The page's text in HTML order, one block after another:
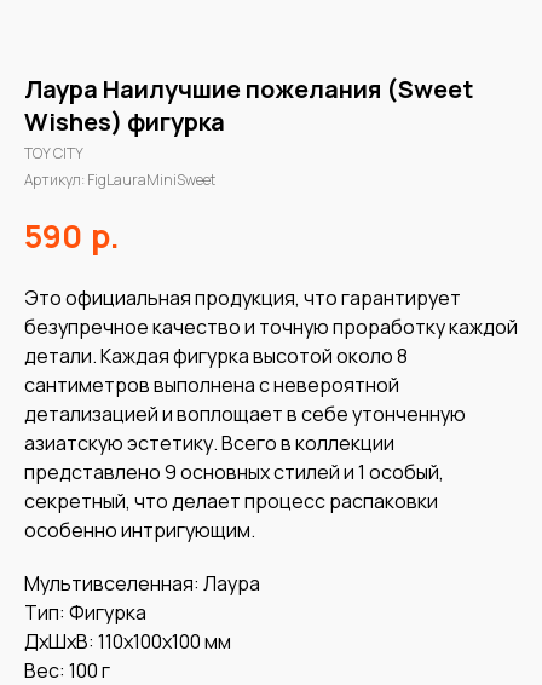
Лаура Наилучшие пожелания (Sweet
Wishes) фигурка
TOY CITY
Артикул: FigLauraMiniSweet
590 р.
Это официальная продукция, что гарантирует
безупречное качество и точную проработку каждой
детали. Каждая фигурка высотой около 8
сантиметров выполнена с невероятной
детализацией и воплощает в себе утонченную
азиатскую эстетику. Всего в коллекции
представлено 9 основных стилей и 1 особый,
секретный, что делает процесс распаковки
особенно интригующим.
Мультивселенная: Лаура
Тип: Фигурка
ДxШxВ: 110x100x100 мм
Вес: 100 г